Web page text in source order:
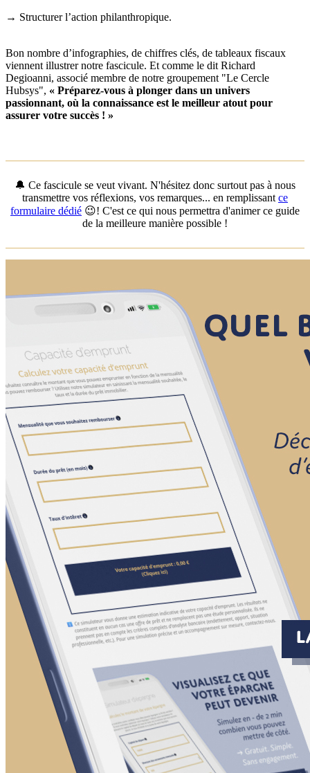
→ Structurer l’action philanthropique.
Bon nombre d’infographies, de chiffres clés, de tableaux fiscaux
viennent illustrer notre fascicule. Et comme le dit Richard
Degioanni, associé membre de notre groupement "Le Cercle
Hubsys", « Préparez-vous à plonger dans un univers
passionnant, où la connaissance est le meilleur atout pour
assurer votre succès ! »
🔔 Ce fascicule se veut vivant. N'hésitez donc surtout pas à nous
transmettre vos réflexions, vos remarques... en remplissant ce
formulaire dédié 😉! C'est ce qui nous permettra d'animer ce guide
de la meilleure manière possible !